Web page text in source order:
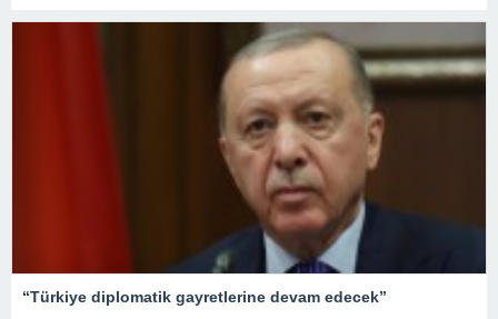
“Türkiye diplomatik gayretlerine devam edecek”